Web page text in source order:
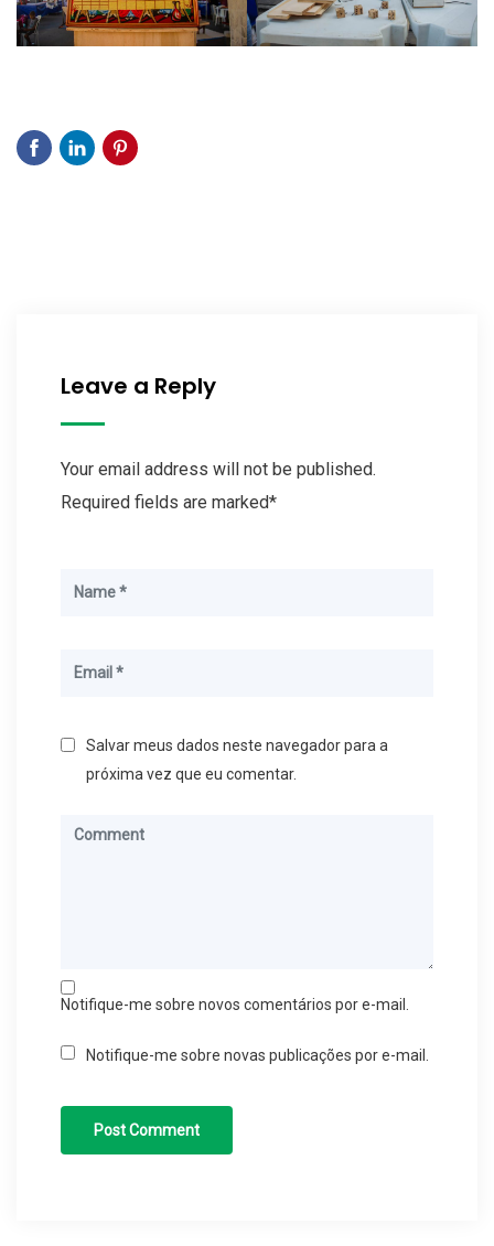
Leave a Reply
Your email address will not be published.
Required fields are marked*
Salvar meus dados neste navegador para a
próxima vez que eu comentar.
Notifique-me sobre novos comentários por e-mail.
Notifique-me sobre novas publicações por e-mail.